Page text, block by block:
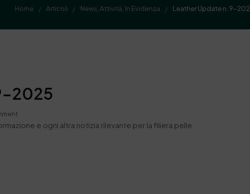
Home / Articoli / News Attività In Evidenza / Leather Update n. 9-
2025
e ogni altra notizia rilevante per la filiera pelle.